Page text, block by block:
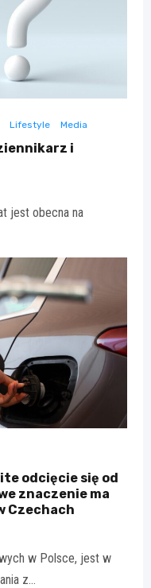
Lifestyle Media
i
jest obecna na
odcięcie się od
znaczenie ma
Czechach
w Polsce, jest w
z…